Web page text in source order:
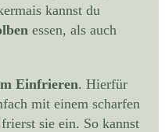
kannst du
essen, als auch
Einfrieren. Hierfür
mit einem scharfen
sie ein. So kannst